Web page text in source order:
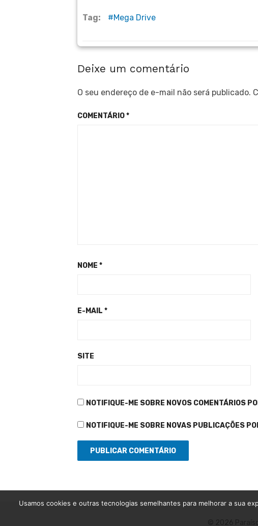
Tag: Mega Drive
Deixe um comentário
O seu endereço de e-mail não será publicado.
COMENTÁRIO*
NOME *
E-MAIL *
SITE
NOTIFIQUE-ME SOBRE NOVOS COMENTÁRIOS
NOTIFIQUE-ME SOBRE NOVAS PUBLICAÇÕES
Usamos cookies e outras tecnologias semelhantes para melhorar a sua